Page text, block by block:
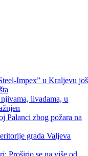
Impex” u Kraljevu još
livadama, u
Palanci zbog požara na
grada Valjeva
Proširio se na više od